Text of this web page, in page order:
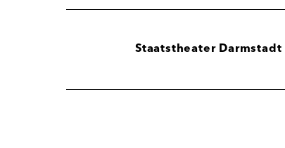
Staatstheater Darmstadt